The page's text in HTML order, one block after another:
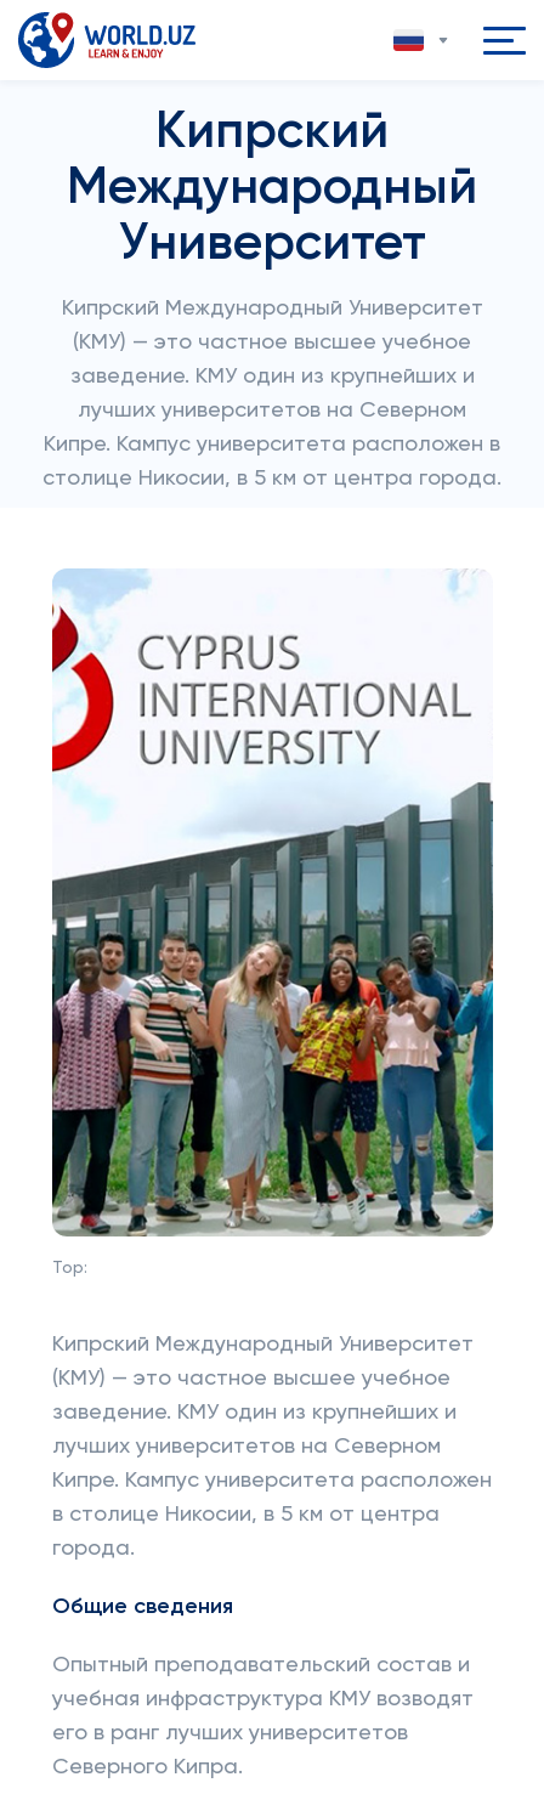
Кипрский
Международный
Университет
Кипрский Международный Университет
(КМУ) — это частное высшее учебное
заведение. КМУ один из крупнейших и
лучших университетов на Северном
Кипре. Кампус университета расположен в
столице Никосии, в 5 км от центра города.
Top:
Кипрский Международный Университет
(КМУ) — это частное высшее учебное
заведение. КМУ один из крупнейших и
лучших университетов на Северном
Кипре. Кампус университета расположен
в столице Никосии, в 5 км от центра
города.
Общие сведения
Опытный преподавательский состав и
учебная инфраструктура КМУ возводят
его в ранг лучших университетов
Северного Кипра.